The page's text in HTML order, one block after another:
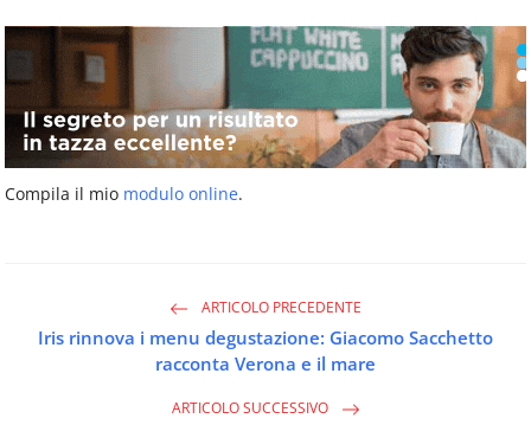
Compila il mio modulo online.
ARTICOLO PRECEDENTE
Iris rinnova i menu degustazione: Giacomo Sacchetto
racconta Verona e il mare
ARTICOLO SUCCESSIVO